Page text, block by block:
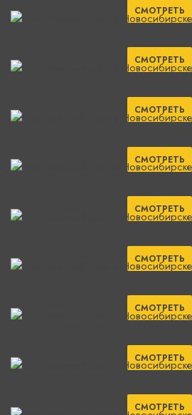
СМОТРЕТЬ
СМОТРЕТЬ
СМОТРЕТЬ
СМОТРЕТЬ
СМОТРЕТЬ
СМОТРЕТЬ
СМОТРЕТЬ
СМОТРЕТЬ
СМОТРЕТЬ